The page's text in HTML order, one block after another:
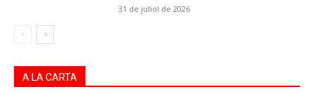
31 de juliol de 2026
A LA CARTA